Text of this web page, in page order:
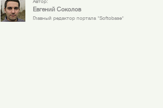
Автор:
Евгений Соколов
Главный редактор портала "Softobase"